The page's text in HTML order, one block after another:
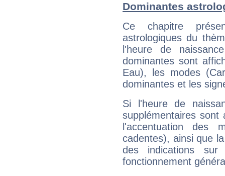
Dominantes
Ce chapitre
astrologiques du
l'heure de
dominantes sont
Eau), les modes
dominantes et les
Si l'heure de
supplémentaires sont
l'accentuation des
cadentes), ainsi que
des indications sur
fonctionnement